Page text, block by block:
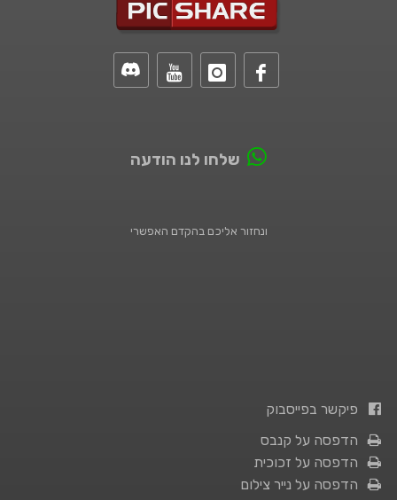
שלחו לנו הודעה
ונחזור אליכם בהקדם האפשרי
פיקשר בפייסבוק
הדפסה על קנבס
הדפסה על זכוכית
הדפסה על נייר צילום